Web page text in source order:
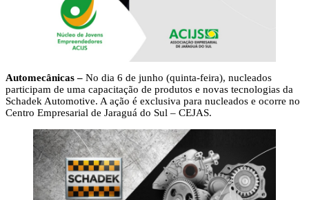
Automecânicas – No dia 6 de junho (quinta-feira), nucleados
participam de uma capacitação de produtos e novas tecnologias da
Schadek Automotive. A ação é exclusiva para nucleados e ocorre no
Centro Empresarial de Jaraguá do Sul – CEJAS.